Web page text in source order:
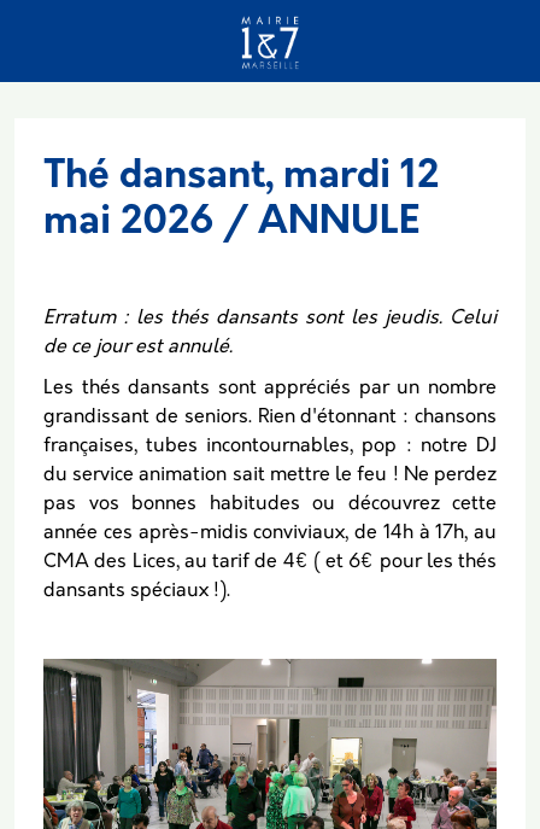
Thé dansant, mardi 12
mai 2026 / ANNULE
Erratum : les thés dansants sont les jeudis. Celui
de ce jour est annulé.
Les thés dansants sont appréciés par un nombre
grandissant de seniors. Rien d'étonnant : chansons
françaises, tubes incontournables, pop : notre DJ
du service animation sait mettre le feu ! Ne perdez
pas vos bonnes habitudes ou découvrez cette
année ces après-midis conviviaux, de 14h à 17h, au
CMA des Lices, au tarif de 4€ ( et 6€ pour les thés
dansants spéciaux !).